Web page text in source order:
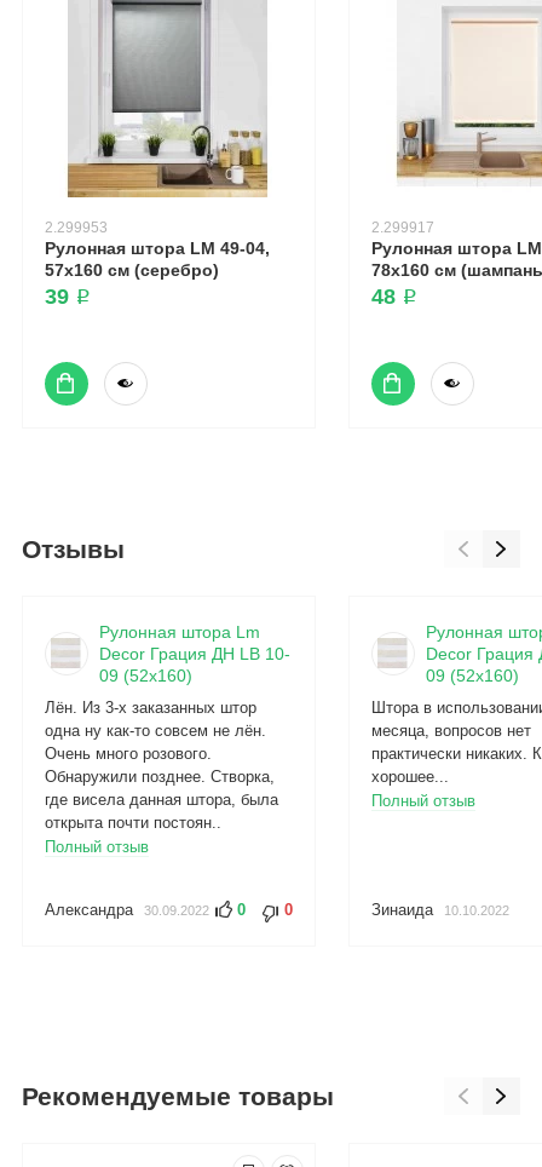
2.299953
Рулонная штора LM 49-04,
57х160 см (серебро)
39 ₽
2.299917
Рулонная штора
78х160 см
48 ₽
Отзывы
Рулонная штора Lm
Decor Грация ДН LB 10-
09 (52x160)
Лён. Из 3-х заказанных штор
одна ну как-то совсем не лён.
Очень много розового.
Обнаружили позднее. Створка,
где висела данная штора, была
открыта почти постоян..
Полный отзыв
Александра 30.09.2022 0 0
Рулонная
Decor Грация
09 (52x160)
Штора в
месяца, вопросов нет
практически никаких.
хорошее...
Полный отзыв
Зинаида 10.10.2022
Рекомендуемые товары